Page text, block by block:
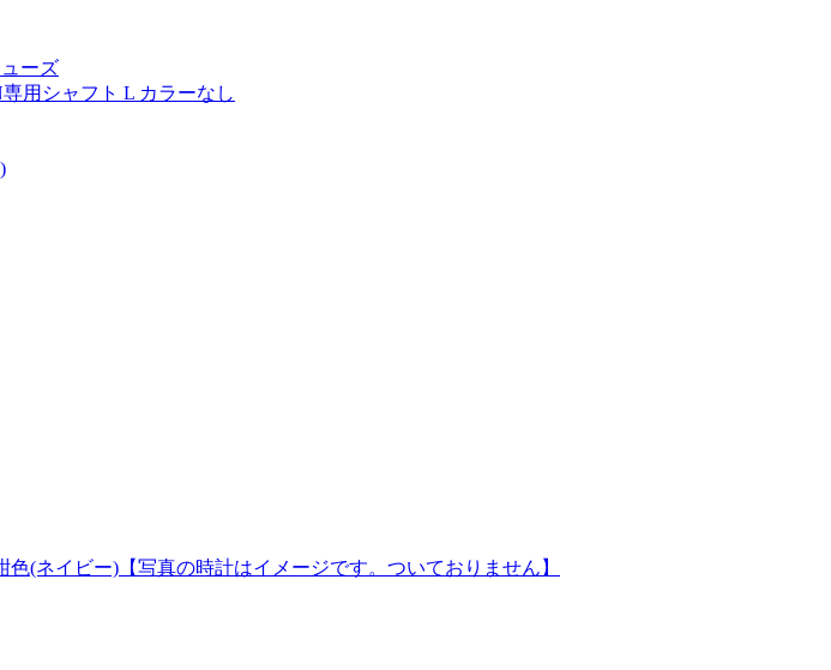
ーズ
用シャフト L カラーなし
(ネイビー)【写真の時計はイメージです。ついておりません】